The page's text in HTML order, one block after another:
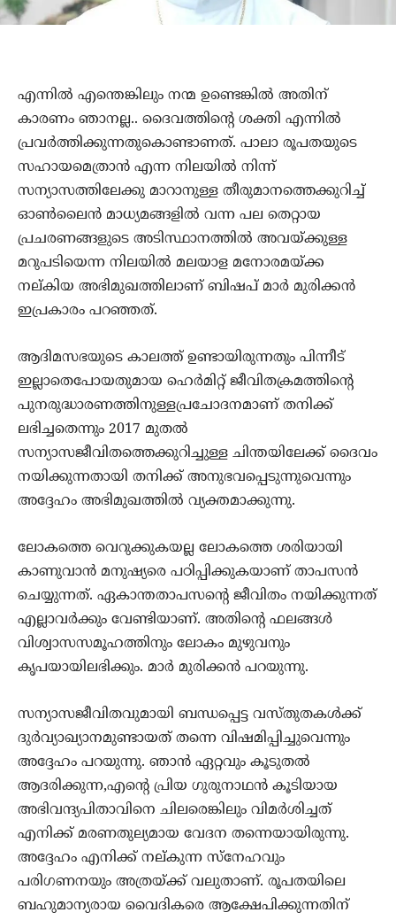
എന്നില്‍ എന്തെങ്കിലും നന്മ ഉണ്ടെങ്കില്‍ അതിന്
കാരണം ഞാനല്ല.. ദൈവത്തിന്റെ ശക്തി എന്നില്‍
പ്രവര്‍ത്തിക്കുന്നതുകൊണ്ടാണത്. പാലാ രൂപതയുടെ
സഹായമെത്രാന്‍ എന്ന നിലയില്‍ നിന്ന്
സന്യാസത്തിലേക്കു മാറാനുള്ള തീരുമാനത്തെക്കുറിച്ച്
ഓണ്‍ലൈന്‍ മാധ്യമങ്ങളില്‍ വന്ന പല തെറ്റായ
പ്രചരണങ്ങളുടെ അടിസ്ഥാനത്തില്‍ അവയ്ക്കുള്ള
മറുപടിയെന്ന നിലയില്‍ മലയാള മനോരമയ്ക്ക
നല്കിയ അഭിമുഖത്തിലാണ് ബിഷപ് മാര്‍ മുരിക്കന്‍
ഇപ്രകാരം പറഞ്ഞത്.
ആദിമസഭയുടെ കാലത്ത് ഉണ്ടായിരുന്നതും പിന്നീട്
ഇല്ലാതെപോയതുമായ ഹെര്‍മിറ്റ് ജീവിതക്രമത്തിന്റെ
പുനരുദ്ധാരണത്തിനുള്ളപ്രചോദനമാണ് തനിക്ക്
ലഭിച്ചതെന്നും 2017 മുതല്‍
സന്യാസജീവിതത്തെക്കുറിച്ചുള്ള ചിന്തയിലേക്ക് ദൈവം
നയിക്കുന്നതായി തനിക്ക് അനുഭവപ്പെടുന്നുവെന്നും
അദ്ദേഹം അഭിമുഖത്തില്‍ വ്യക്തമാക്കുന്നു.
ലോകത്തെ വെറുക്കുകയല്ല ലോകത്തെ ശരിയായി
കാണുവാന്‍ മനുഷ്യരെ പഠിപ്പിക്കുകയാണ് താപസന്‍
ചെയ്യുന്നത്. ഏകാന്തതാപസന്റെ ജീവിതം നയിക്കുന്നത്
എല്ലാവര്‍ക്കും വേണ്ടിയാണ്. അതിന്റെ ഫലങ്ങള്‍
വിശ്വാസസമൂഹത്തിനും ലോകം മുഴുവനും
കൃപയായിലഭിക്കും. മാര്‍ മുരിക്കന്‍ പറയുന്നു.
സന്യാസജീവിതവുമായി ബന്ധപ്പെട്ട വസ്തുതകള്‍ക്ക്
ദുര്‍വ്യാഖ്യാനമുണ്ടായത് തന്നെ വിഷമിപ്പിച്ചുവെന്നും
അദ്ദേഹം പറയുന്നു. ഞാന്‍ ഏറ്റവും കൂടുതല്‍
ആദരിക്കുന്ന,എന്റെ പ്രിയ ഗുരുനാഥന്‍ കൂടിയായ
അഭിവന്ദ്യപിതാവിനെ ചിലരെങ്കിലും വിമര്‍ശിച്ചത്
എനിക്ക് മരണതുല്യമായ വേദന തന്നെയായിരുന്നു.
അദ്ദേഹം എനിക്ക് നല്കുന്ന സ്‌നേഹവും
പരിഗണനയും അത്രയ്ക്ക് വലുതാണ്. രൂപതയിലെ
ബഹുമാന്യരായ വൈദികരെ ആക്ഷേപിക്കുന്നതിന്